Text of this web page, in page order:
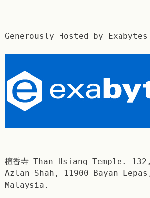
Generously Hosted by Exabytes
檀香寺 Than Hsiang Temple.
Azlan Shah, 11900 Bayan
Malaysia.